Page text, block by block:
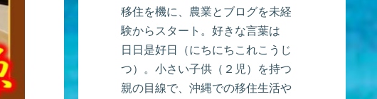
移住を機に、農業とブログを未経
験からスタート。好きな言葉は
日日是好日（にちにちこれこうじ
つ）。小さい子供（２児）を持つ
親の目線で、沖縄での移住生活や